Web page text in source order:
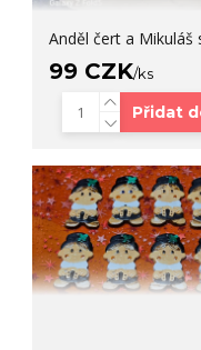
Anděl čert a Mikuláš
99 CZK/ks
Přidat